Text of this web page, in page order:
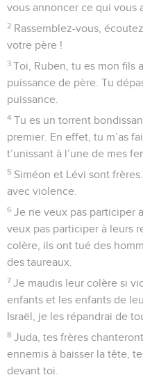
vous annoncer ce qui vous
2 Rassemblez-vous,
votre père !
3 Toi, Ruben, tu es mon fils
puissance de père. Tu
puissance.
4 Tu es un torrent
premier. En effet, tu m’as
t’unissant à l’une de mes
5 Siméon et Lévi sont
avec violence.
6 Je ne veux pas participer
veux pas participer à leurs
colère, ils ont tué des
des taureaux.
7 Je maudis leur colère si
enfants et les enfants de
Israël, je les répandrai de
8 Juda, tes frères
ennemis à baisser la tête,
devant toi.